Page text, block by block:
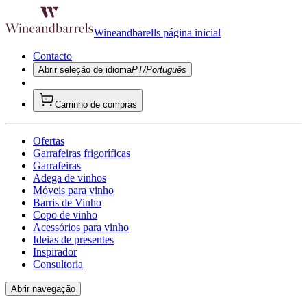
Wineandbarells página inicial
Contacto
Abrir seleção de idiomaPT/Português
Carrinho de compras
Ofertas
Garrafeiras frigoríficas
Garrafeiras
Adega de vinhos
Móveis para vinho
Barris de Vinho
Copo de vinho
Acessórios para vinho
Ideias de presentes
Inspirador
Consultoria
Abrir navegação